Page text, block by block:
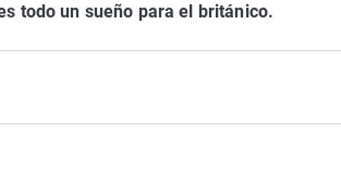
todo un sueño para el británico.